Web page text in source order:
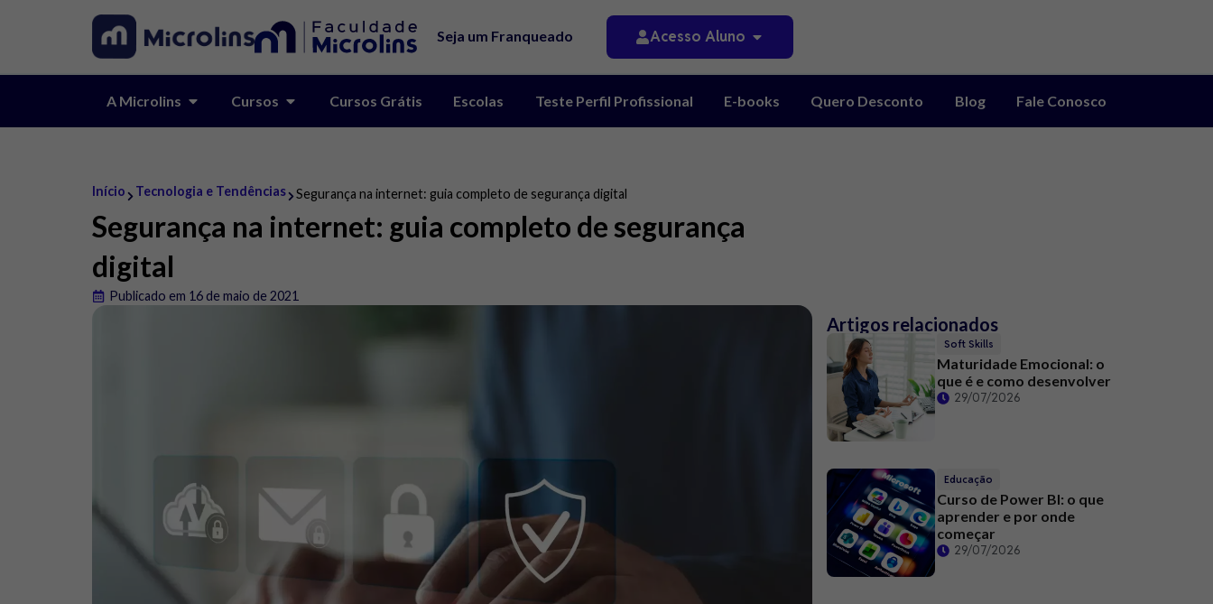
Seja um Franqueado Acesso Aluno
A Microlins Cursos Cursos Grátis Escolas Teste Perfil Profissional E-books Quero Desconto Blog Fale Conosco
Início Tecnologia e Tendências Segurança na internet: guia completo de segurança digital
Segurança na internet: guia completo de segurança
digital
Publicado em 16 de maio de 2021
Artigos relacionados
Soft Skills
Maturidade Emocional: o
que é e como desenvolver
29/07/2026
Educação
Curso de Power BI: o que
aprender e por onde
começar
29/07/2026